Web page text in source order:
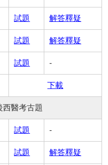
試題 解答釋疑
試題 解答釋疑
試題 -
下載
西醫考古題
試題 -
試題 解答釋疑